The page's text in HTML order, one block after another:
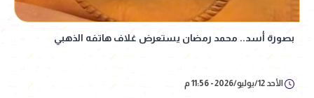
بصورة أسد.. محمد رمضان يستعرض غلاف هاتفه الذهبي
الأحد 12/يوليو/2026 - 11:56 م